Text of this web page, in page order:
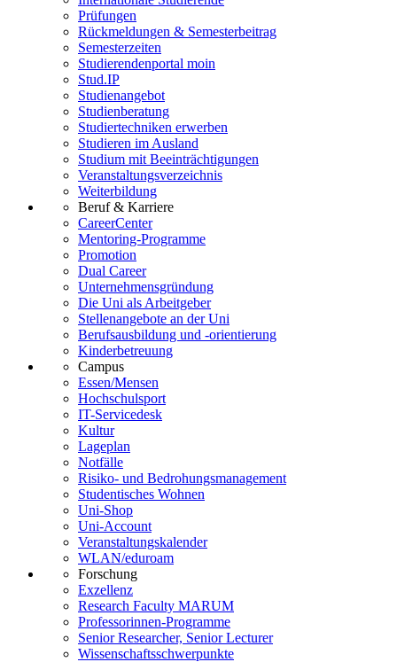
Prüfungen
Rückmeldungen & Semesterbeitrag
Semesterzeiten
Studierendenportal moin
Stud.IP
Studienangebot
Studienberatung
Studiertechniken erwerben
Studieren im Ausland
Studium mit Beeinträchtigungen
Veranstaltungsverzeichnis
Weiterbildung
Beruf & Karriere
CareerCenter
Mentoring-Programme
Promotion
Dual Career
Unternehmensgründung
Die Uni als Arbeitgeber
Stellenangebote an der Uni
Berufsausbildung und -orientierung
Kinderbetreuung
Campus
Essen/Mensen
Hochschulsport
IT-Servicedesk
Kultur
Lageplan
Notfälle
Risiko- und Bedrohungsmanagement
Studentisches Wohnen
Uni-Shop
Uni-Account
Veranstaltungskalender
WLAN/eduroam
Forschung
Exzellenz
Research Faculty MARUM
Professorinnen-Programme
Senior Researcher, Senior Lecturer
Wissenschaftsschwerpunkte